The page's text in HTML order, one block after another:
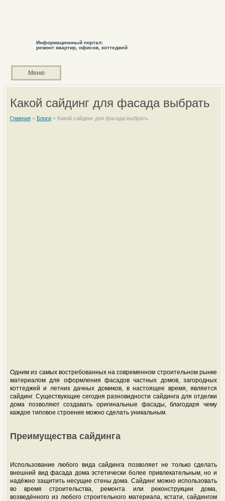
Информационный портал:
ремонт квартир, офисов, коттеджей
Меню
Какой сайдинг для фасада выбрать
Главная> Блоги> Какой сайдинг для фасада выбрать
Одним из самых востребованных на современном строительном рынке
материалом для оформления фасадов частных домов, загородных
коттеджей и летних дачных домиков, в настоящее время, является
сайдинг. Существующие сегодня разновидности сайдинга для отделки
дома позволяют создавать оригинальные фасады, благодаря чему
каждое типовое строение можно сделать уникальным.
Преимущества сайдинга
Использование любого вида сайдинга позволяет не только сделать
внешний вид фасада дома эстетически более привлекательным, но и
надёжно защитить несущие стены дома. Сайдинг можно использовать
во время строительства, ремонта или реконструкции дома,
возведённого из любого строительного материала, кстати, сайдингом